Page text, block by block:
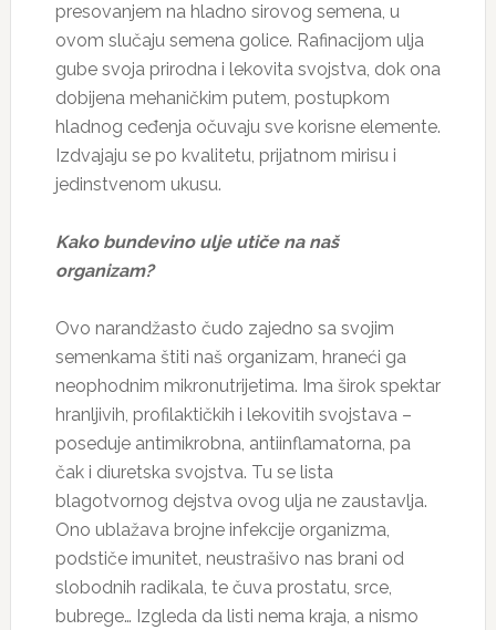
presovanjem na hladno sirovog semena, u
ovom slučaju semena golice. Rafinacijom ulja
gube svoja prirodna i lekovita svojstva, dok ona
dobijena mehaničkim putem, postupkom
hladnog ceđenja očuvaju sve korisne elemente.
Izdvajaju se po kvalitetu, prijatnom mirisu i
jedinstvenom ukusu.
Kako bundevino ulje utiče na naš
organizam?
Ovo narandžasto čudo zajedno sa svojim
semenkama štiti naš organizam, hraneći ga
neophodnim mikronutrijetima. Ima širok spektar
hranljivih, profilaktičkih i lekovitih svojstava –
poseduje antimikrobna, antiinflamatorna, pa
čak i diuretska svojstva. Tu se lista
blagotvornog dejstva ovog ulja ne zaustavlja.
Ono ublažava brojne infekcije organizma,
podstiče imunitet, neustrašivo nas brani od
slobodnih radikala, te čuva prostatu, srce,
bubrege… Izgleda da listi nema kraja, a nismo